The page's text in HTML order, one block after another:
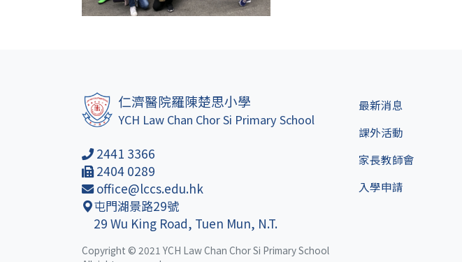
仁濟醫院羅陳楚思小學
YCH Law Chan Chor Si Primary School
2441 3366
2404 0289
office@lccs.edu.hk
屯門湖景路29號
29 Wu King Road, Tuen Mun, N.T.
最新消息
課外活動
家長教師會
入學申請
Copyright © 2021 YCH Law Chan Chor Si Primary School